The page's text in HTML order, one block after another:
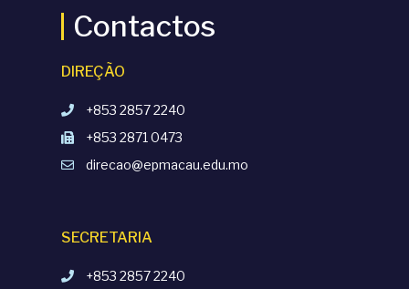
Contactos
DIREÇÃO
+853 2857 2240
+853 2871 0473
direcao@epmacau.edu.mo
SECRETARIA
+853 2857 2240